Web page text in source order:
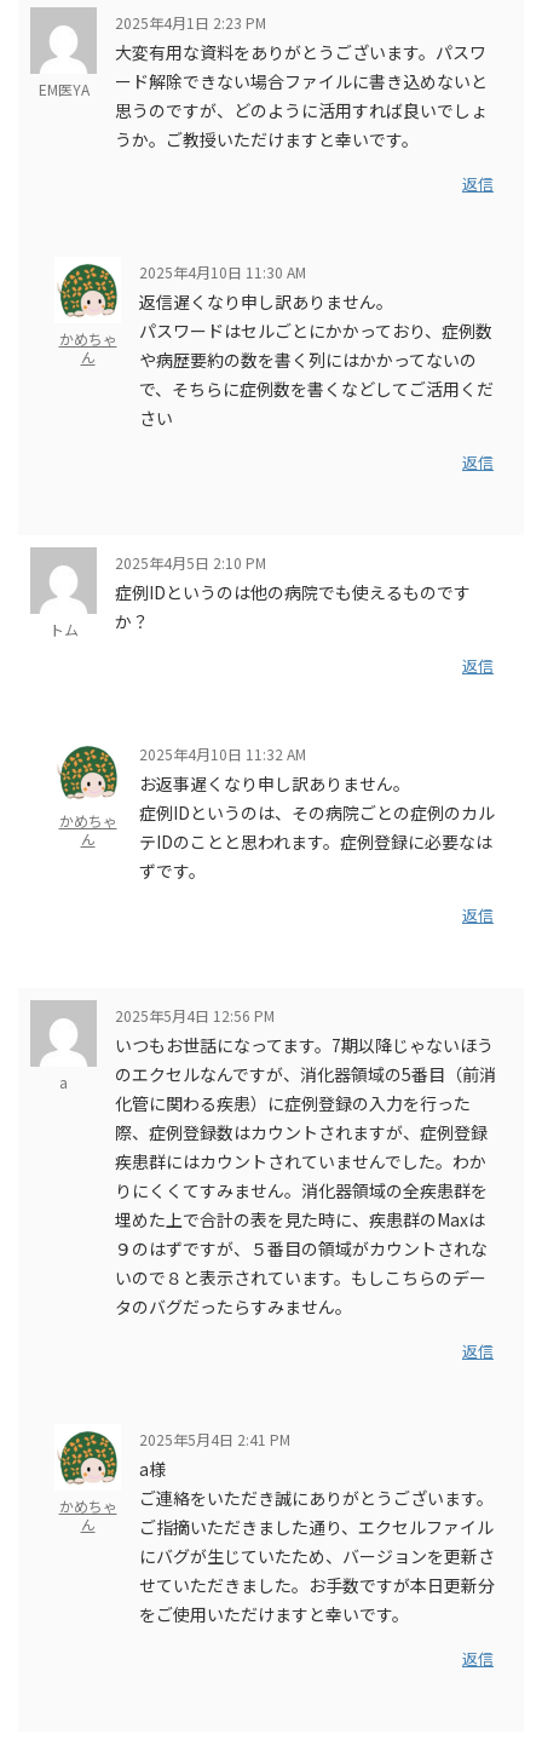
EM医YA
2025年4月1日 2:23 PM
大変有用な資料をありがとうございます。パスワ
ード解除できない場合ファイルに書き込めないと
思うのですが、どのように活用すれば良いでしょ
うか。ご教授いただけますと幸いです。
返信
かめちゃ
ん
2025年4月10日 11:30 AM
返信遅くなり申し訳ありません。
パスワードはセルごとにかかっており、症例数
や病歴要約の数を書く列にはかかってないの
で、そちらに症例数を書くなどしてご活用くだ
さい
返信
トム
2025年4月5日 2:10 PM
症例IDというのは他の病院でも使えるものです
か？
返信
かめちゃ
ん
2025年4月10日 11:32 AM
お返事遅くなり申し訳ありません。
症例IDというのは、その病院ごとの症例のカル
テIDのことと思われます。症例登録に必要なは
ずです。
返信
a
2025年5月4日 12:56 PM
いつもお世話になってます。7期以降じゃないほう
のエクセルなんですが、消化器領域の5番目（前消
化管に関わる疾患）に症例登録の入力を行った
際、症例登録数はカウントされますが、症例登録
疾患群にはカウントされていませんでした。わか
りにくくてすみません。消化器領域の全疾患群を
埋めた上で合計の表を見た時に、疾患群のMaxは
９のはずですが、５番目の領域がカウントされな
いので８と表示されています。もしこちらのデー
タのバグだったらすみません。
返信
かめちゃ
ん
2025年5月4日 2:41 PM
a様
ご連絡をいただき誠にありがとうございます。
ご指摘いただきました通り、エクセルファイル
にバグが生じていたため、バージョンを更新さ
せていただきました。お手数ですが本日更新分
をご使用いただけますと幸いです。
返信